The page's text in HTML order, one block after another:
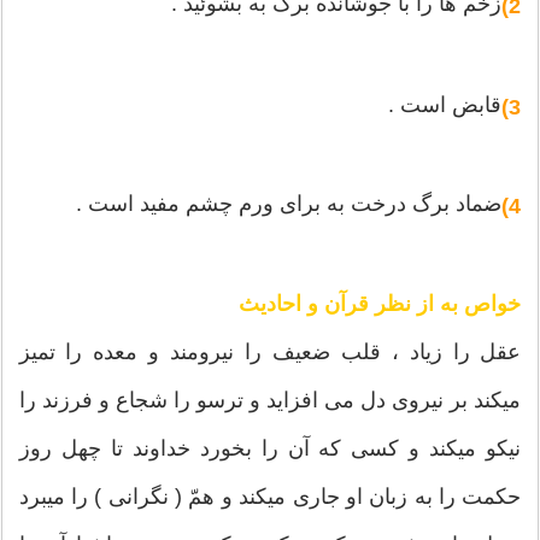
2)
3) قابض است .
4) ضماد برگ درخت به برای ورم چشم مفید است .
خواص به از نظر قرآن و احادیث
عقل را زیاد ، قلب ضعیف را نیرومند و معده را تمیز
میکند بر نیروی دل می افزاید و ترسو را شجاع و فرزند را
نیکو میکند و کسی که آن را بخورد خداوند تا چهل روز
حکمت را به زبان او جاری میکند و همّ ( نگرانی ) را میبرد